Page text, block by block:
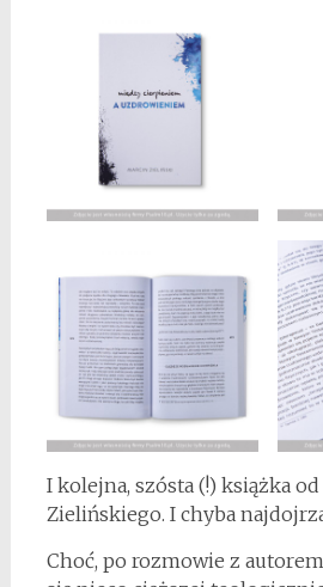
I kolejna, szósta (!) książka
Zielińskiego. I chyba
Choć, po rozmowie z